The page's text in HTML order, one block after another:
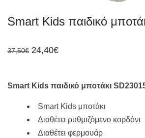
Smart Kids παιδικό
37,50€ Original
24,40€Η
24,40€.
Smart Kids παιδικό μποτάκι
Smart Kids μποτάκι
Διαθέτει ρυθμιζόμενο κορδόνι
Διαθέτει φερμουάρ